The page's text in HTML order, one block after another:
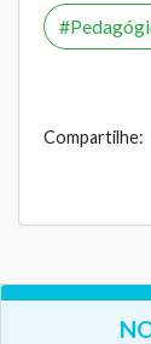
Compartilhe: